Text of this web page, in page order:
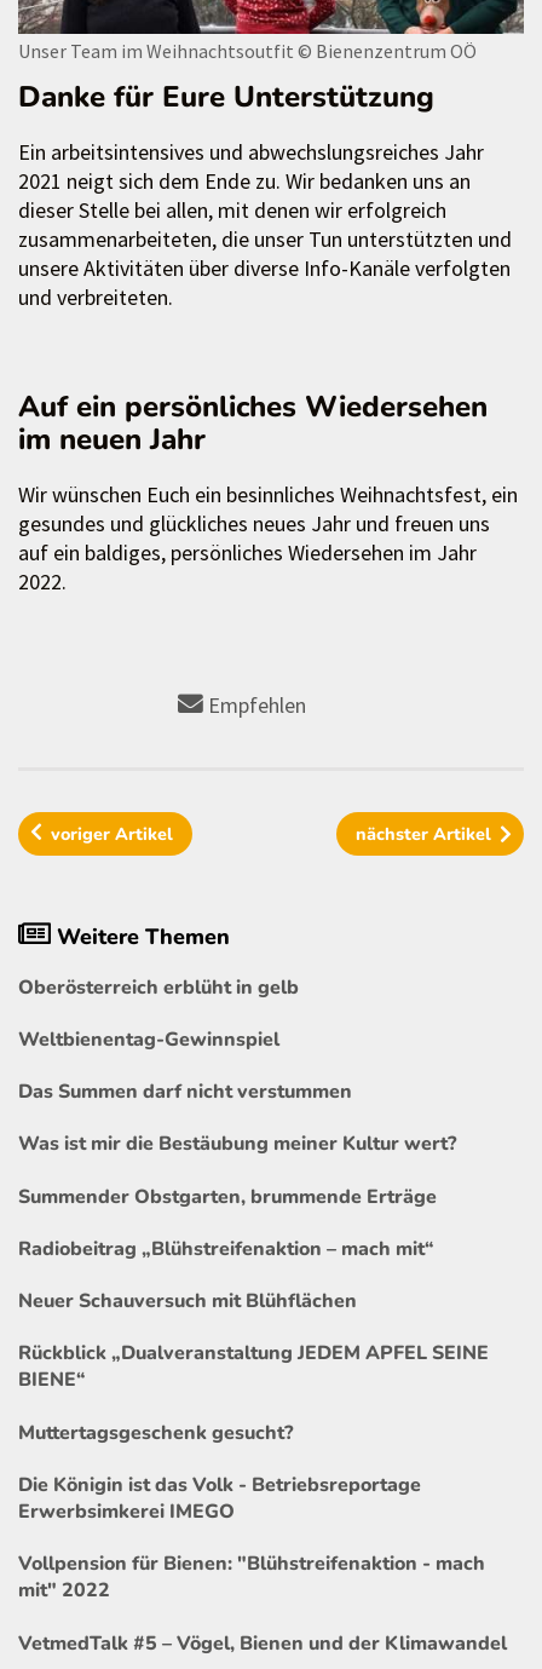
Unser Team im Weihnachtsoutfit © Bienenzentrum OÖ
Danke für Eure Unterstützung
Ein arbeitsintensives und abwechslungsreiches Jahr
2021 neigt sich dem Ende zu. Wir bedanken uns an
dieser Stelle bei allen, mit denen wir erfolgreich
zusammenarbeiteten, die unser Tun unterstützten und
unsere Aktivitäten über diverse Info-Kanäle verfolgten
und verbreiteten.
Auf ein persönliches Wiedersehen
im neuen Jahr
Wir wünschen Euch ein besinnliches Weihnachtsfest, ein
gesundes und glückliches neues Jahr und freuen uns
auf ein baldiges, persönliches Wiedersehen im Jahr
2022.
Empfehlen
vorigerArtikel nächster Artikel
Weitere Themen
Oberösterreich erblüht in gelb
Weltbienentag-Gewinnspiel
Das Summen darf nicht verstummen
Was ist mir die Bestäubung meiner Kultur wert?
Summender Obstgarten, brummende Erträge
Radiobeitrag „Blühstreifenaktion – mach mit“
Neuer Schauversuch mit Blühflächen
Rückblick „Dualveranstaltung JEDEM APFEL SEINE
BIENE“
Muttertagsgeschenk gesucht?
Die Königin ist das Volk - Betriebsreportage
Erwerbsimkerei IMEGO
Vollpension für Bienen: "Blühstreifenaktion - mach
mit" 2022
VetmedTalk #5 – Vögel, Bienen und der Klimawandel